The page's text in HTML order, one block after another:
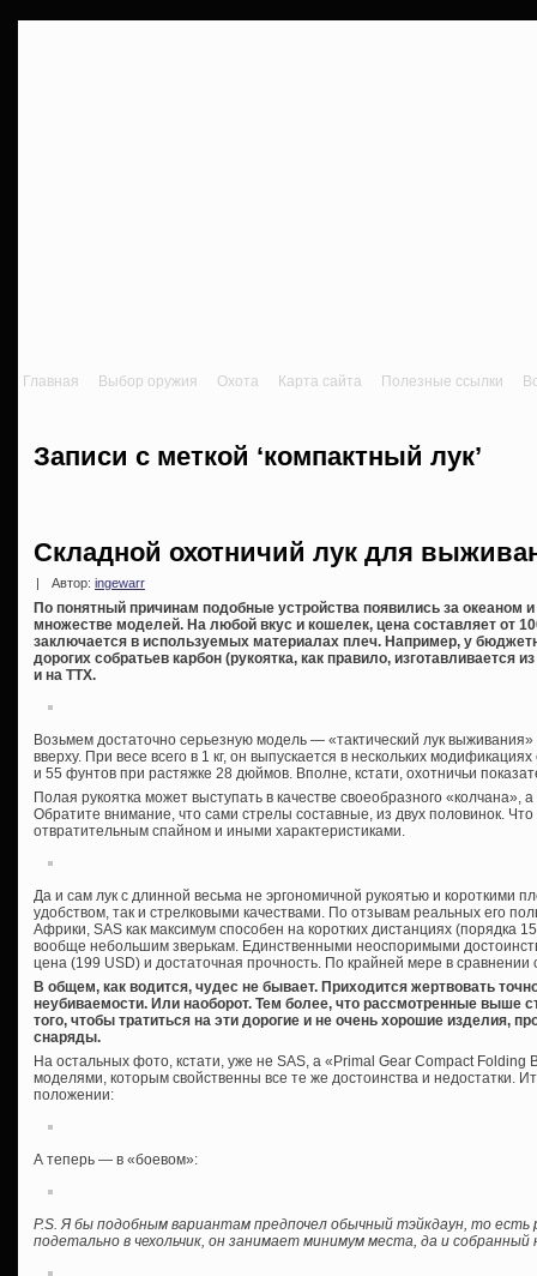
Главная Выбор оружия Охота Карта сайта Полезные ссылки
Записи с меткой ‘компактный лук’
Складной охотничий лук для
Автор: ingewarr
По понятный причинам подобные устройства появились за океаном
множестве моделей. На любой вкус и кошелек, цена составляет от
заключается в используемых материалах плеч. Например, у
дорогих собратьев карбон (рукоятка, как правило, изготавливается
и на ТТХ.
Возьмем достаточно серьезную модель — «тактический лук
вверху. При весе всего в 1 кг, он выпускается в нескольких
и 55 фунтов при растяжке 28 дюймов. Вполне, кстати, охотничьи
Полая рукоятка может выступать в качестве своеобразного «колчана»,
Обратите внимание, что сами стрелы составные, из двух половинок.
отвратительным спайном и иными характеристиками.
Да и сам лук с длинной весьма не эргономичной рукоятью и короткими
удобством, так и стрелковыми качествами. По отзывам реальных его
Африки, SAS как максимум способен на коротких дистанциях (порядка
вообще небольшим зверькам. Единственными неоспоримыми
цена (199 USD) и достаточная прочность. По крайней мере в сравнении
В общем, как водится, чудес не бывает. Приходится жертвовать
неубиваемости. Или наоборот. Тем более, что рассмотренные выше
того, чтобы тратиться на эти дорогие и не очень хорошие изделия,
снаряды.
На остальных фото, кстати, уже не SAS, а «Primal Gear Compact Folding
моделями, которым свойственны все те же достоинства и недостатки.
положении:
А теперь — в «боевом»:
P.S. Я бы подобным вариантам предпочел обычный тэйкдаун, то есть
подетально в чехольчик, он занимает минимум места, да и собранный